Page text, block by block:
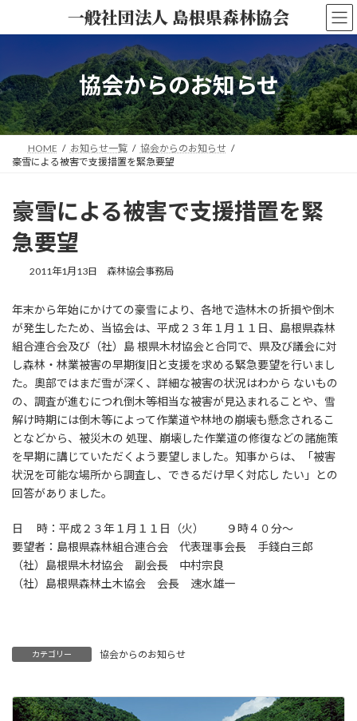
へ
ス
キ
ッ
ョ
ン
に
移
一般社団法人 島根県森林協会
協会からのお知らせ
HOME お知らせ一覧
協会からのお知らせ
豪雪による被害で支援措置を緊急要望
豪雪による被害で支援措置を緊
急要望
2011年1月13日 森林協会事務局
年末から年始にかけての豪雪により、各地で造林木の折損や倒木
が発生したため、当協会は、平成２３年１月１１日、島根県森林
組合連合会及び（社）島 根県木材協会と合同で、県及び議会に対
し森林・林業被害の早期復旧と支援を求める緊急要望を行いまし
た。奧部ではまだ雪が深く、詳細な被害の状況はわから ないもの
の、調査が進むにつれ倒木等相当な被害が見込まれることや、雪
解け時期には倒木等によって作業道や林地の崩壊も懸念されるこ
となどから、被災木の 処理、崩壊した作業道の修復などの諸施策
を早期に講じていただくよう要望しました。知事からは、「被害
状況を可能な場所から調査し、できるだけ早く対応し たい」との
回答がありました。
日 時：平成２３年１月１１日（火） ９時４０分～
要望者：島根県森林組合連合会 代表理事会長 手錢白三郎
（社）島根県木材協会 副会長 中村宗良
（社）島根県森林土木協会 会長 速水雄一
カテゴリー 協会からのお知らせ